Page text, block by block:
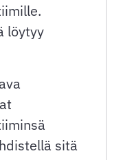
löytyy
sitä